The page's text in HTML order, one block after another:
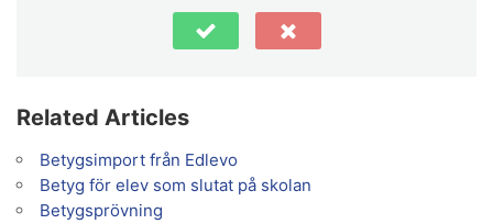
Related Articles
Betygsimport från Edlevo
Betyg för elev som slutat på skolan
Betygsprövning